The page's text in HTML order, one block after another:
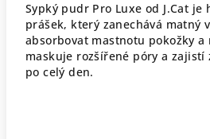
Sypký pudr Pro Luxe od J.Cat je
prášek, který zanechává matný
absorbovat mastnotu pokožky
maskuje rozšířené póry a zajistí
po celý den.